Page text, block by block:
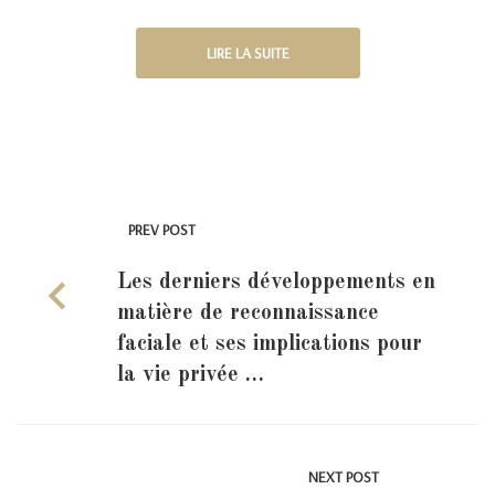
LIRE LA SUITE
PREV POST
Les derniers développements en
matière de reconnaissance
faciale et ses implications pour
la vie privée …
NEXT POST